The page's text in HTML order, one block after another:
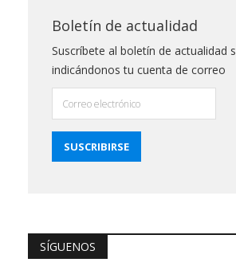
Boletín de actualidad
Suscríbete al boletín de actualidad
indicándonos tu cuenta de correo
SÍGUENOS